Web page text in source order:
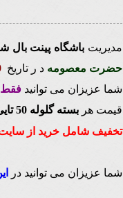
مدیریت باشگاه پینت بال
حضرت معصومه د ر تاریخ 9
شما عزیزان می توانید فقط 2750 تومان
قیمت هر بسته گلوله 50 تایی
تخفیف شامل خرید از سایت
شما عزیزان می توانید در